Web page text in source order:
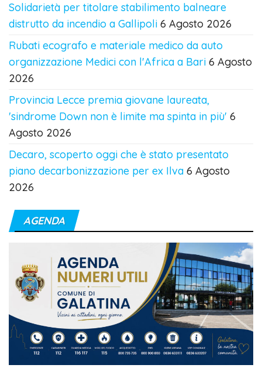
Solidarietà per titolare stabilimento balneare
distrutto da incendio a Gallipoli 6 Agosto 2026
Rubati ecografo e materiale medico da auto
organizzazione Medici con l'Africa a Bari 6 Agosto
2026
Provincia Lecce premia giovane laureata,
'sindrome Down non è limite ma spinta in più' 6
Agosto 2026
Decaro, scoperto oggi che è stato presentato
piano decarbonizzazione per ex Ilva 6 Agosto
2026
AGENDA